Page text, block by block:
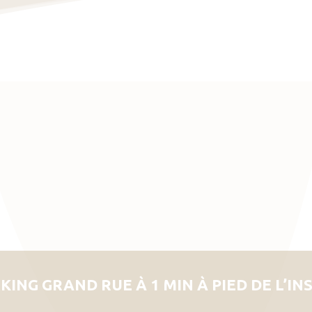
GRAND RUE À 1 MIN À PIED DE